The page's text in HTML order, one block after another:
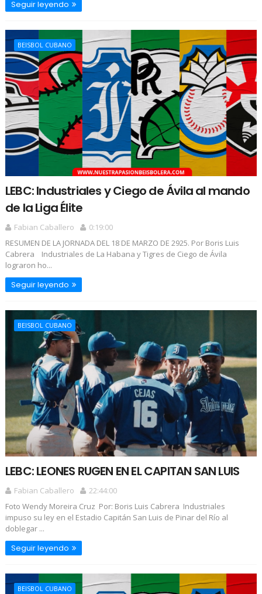
Seguir leyendo
BEISBOL CUBANO
LEBC: Industriales y Ciego de Ávila al mando
de la Liga Élite
Fabian Caballero
0:19:00
RESUMEN DE LA JORNADA DEL 18 DE MARZO DE 2925. Por Boris Luis
Cabrera Industriales de La Habana y Tigres de Ciego de Ávila
lograron ho...
Seguir leyendo
BEISBOL CUBANO
LEBC: LEONES RUGEN EN EL CAPITAN SAN LUIS
Fabian Caballero
22:44:00
Foto Wendy Moreira Cruz Por: Boris Luis Cabrera Industriales
impuso su ley en el Estadio Capitán San Luis de Pinar del Río al
doblegar ...
Seguir leyendo
BEISBOL CUBANO